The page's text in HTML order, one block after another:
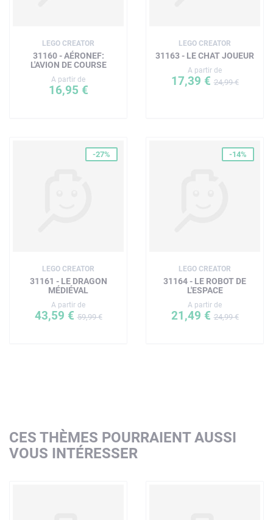
LEGO CREATOR
31160 - AÉRONEF:
L'AVION DE COURSE
A partir de
16,95 €
LEGO CREATOR
31163 - LE CHAT JOUEUR
A partir de
17,39 €24,99 €
-27%
LEGO CREATOR
31161 - LE DRAGON
MÉDIÉVAL
A partir de
43,59 €59,99 €
-14%
LEGO CREATOR
31164 - LE ROBOT DE
L'ESPACE
A partir de
21,49 €24,99 €
CES THÈMES POURRAIENT AUSSI
VOUS INTÉRESSER